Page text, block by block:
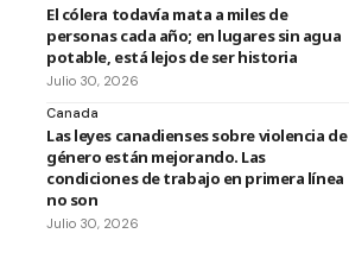
El cólera todavía mata a miles de
personas cada año; en lugares sin agua
potable, está lejos de ser historia
Julio 30, 2026
Canada
Las leyes canadienses sobre violencia de
género están mejorando. Las
condiciones de trabajo en primera línea
no son
Julio 30, 2026